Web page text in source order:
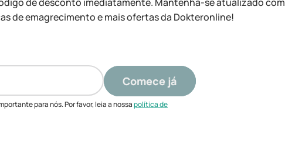
de emagrecimento e mais ofertas da Dokteronline!
Comece já
para nós. Por favor, leia a nossapolítica de